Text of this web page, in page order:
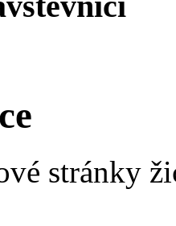
stránky